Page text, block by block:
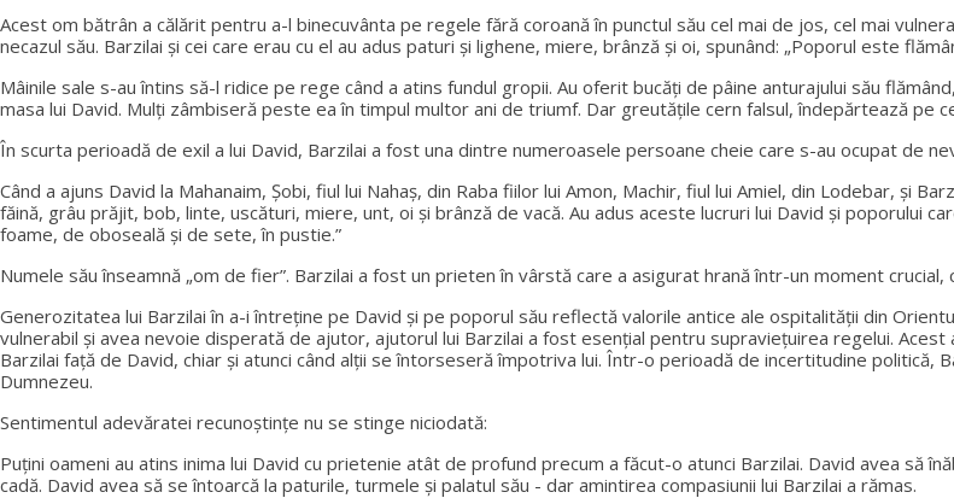
Acest om bătrân a călărit pentru a-l binecuvânta pe regele fără coroană în punctul său cel mai de jos, cel mai
necazul său. Barzilai și cei care erau cu el au adus paturi și lighene, miere, brânză și oi, spunând: „Poporul este
Mâinile sale s-au întins să-l ridice pe rege când a atins fundul gropii. Au oferit bucăți de pâine anturajului său
masa lui David. Mulți zâmbiseră peste ea în timpul multor ani de triumf. Dar greutățile cern falsul, îndepărtează pe
În scurta perioadă de exil a lui David, Barzilai a fost una dintre numeroasele persoane cheie care s-au ocupat de
Când a ajuns David la Mahanaim, Șobi, fiul lui Nahaș, din Raba fiilor lui Amon, Machir, fiul lui Amiel, din Lodebar, și
făină, grâu prăjit, bob, linte, uscături, miere, unt, oi și brânză de vacă. Au adus aceste lucruri lui David și poporului
foame, de oboseală și de sete, în pustie.”
Numele său înseamnă „om de fier”. Barzilai a fost un prieten în vârstă care a asigurat hrană într-un moment
Generozitatea lui Barzilai în a-i întreține pe David și pe poporul său reflectă valorile antice ale ospitalității din
vulnerabil și avea nevoie disperată de ajutor, ajutorul lui Barzilai a fost esențial pentru supraviețuirea regelui.
Barzilai față de David, chiar și atunci când alții se întorseseră împotriva lui. Într-o perioadă de incertitudine politică,
Dumnezeu.
Sentimentul adevăratei recunoștințe nu se stinge niciodată:
Puțini oameni au atins inima lui David cu prietenie atât de profund precum a făcut-o atunci Barzilai. David avea să
cadă. David avea să se întoarcă la paturile, turmele și palatul său - dar amintirea compasiunii lui Barzilai a rămas.